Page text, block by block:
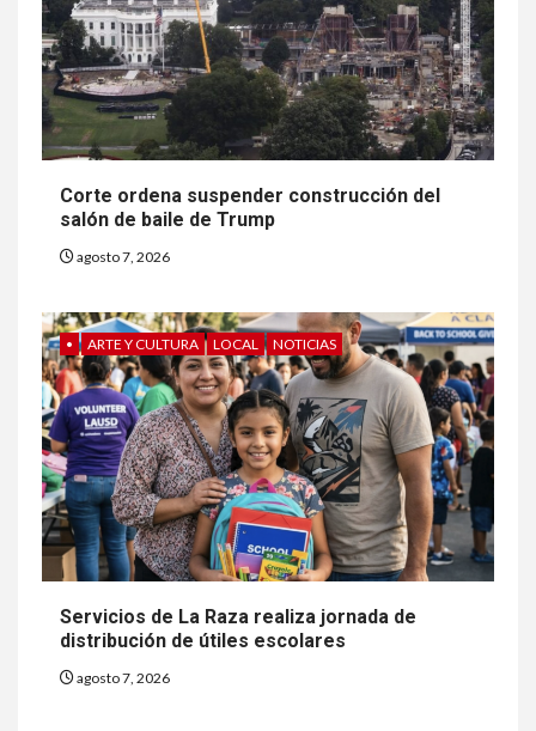
Corte ordena suspender construcción del
salón de baile de Trump
agosto 7, 2026
• ARTE Y CULTURA LOCAL NOTICIAS
Servicios de La Raza realiza jornada de
distribución de útiles escolares
agosto 7, 2026